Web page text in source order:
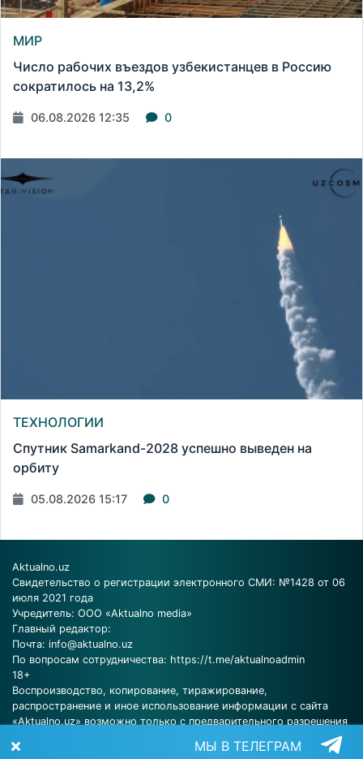
МИР
Число рабочих въездов узбекистанцев в Россию
сократилось на 13,2%
06.08.2026 12:35 0
ТЕХНОЛОГИИ
Спутник Samarkand-2028 успешно выведен на
орбиту
05.08.2026 15:17 0
Aktualno.uz
Свидетельство о регистрации электронного СМИ: №1428 от 06
июля 2021 года
Учредитель: ООО «Aktualno media»
Главный редактор:
Почта: info@aktualno.uz
По вопросам сотрудничества: https://t.me/aktualnoadmin
18+
Воспроизводство, копирование, тиражирование,
распространение и иное использование информации с сайта
«Aktualno.uz» возможно только с предварительного разрешения
МЫ В ТЕЛЕГРАМ